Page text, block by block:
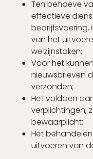
Ten behoeve
effectieve
bedrijfsvoering,
van het
welzijnstaken;
Voor het
nieuwsbrieven
verzonden;
Het voldoen
verplichtingen,
bewaarplicht;
Het
uitvoeren van